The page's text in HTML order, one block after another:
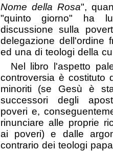
Nome della Rosa",
"quinto giorno" ha
discussione sulla
delegazione dell'ordine
ed una di teologi della
Nel libro l'aspetto
controversia è costituto
minoriti (se Gesù è
successori degli
poveri e,
rinunciare alle proprie
ai poveri) e dalle
contrario dei teologi